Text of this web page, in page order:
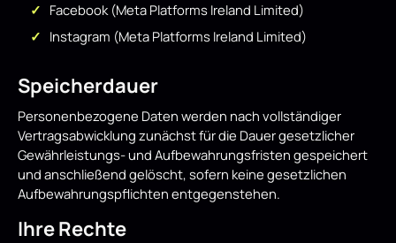
Facebook (Meta Platforms Ireland Limited)
Instagram (Meta Platforms Ireland Limited)
Speicherdauer
Personenbezogene Daten werden nach vollständiger
Vertragsabwicklung zunächst für die Dauer gesetzlicher
Gewährleistungs- und Aufbewahrungsfristen gespeichert
und anschließend gelöscht, sofern keine gesetzlichen
Aufbewahrungspflichten entgegenstehen.
Ihre Rechte